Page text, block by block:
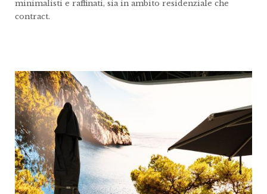
minimalisti e raffinati, sia in ambito residenziale che
contract.